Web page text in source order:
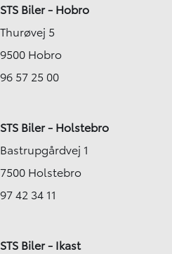
STS Biler - Hobro
Thurøvej 5
9500 Hobro
96 57 25 00
STS Biler - Holstebro
Bastrupgårdvej 1
7500 Holstebro
97 42 34 11
STS Biler - Ikast